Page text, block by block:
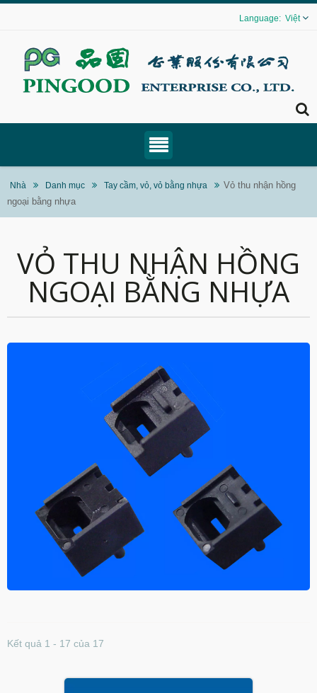
Việt
Nhà Danh mục Tay cầm, vỏ, vỏ bằng nhựa
Vỏ thu nhận hồng
ngoại bằng nhựa
VỎ THU NHẬN HỒNG
NGOẠI BẰNG NHỰA
Kết quả 1 - 17 của 17